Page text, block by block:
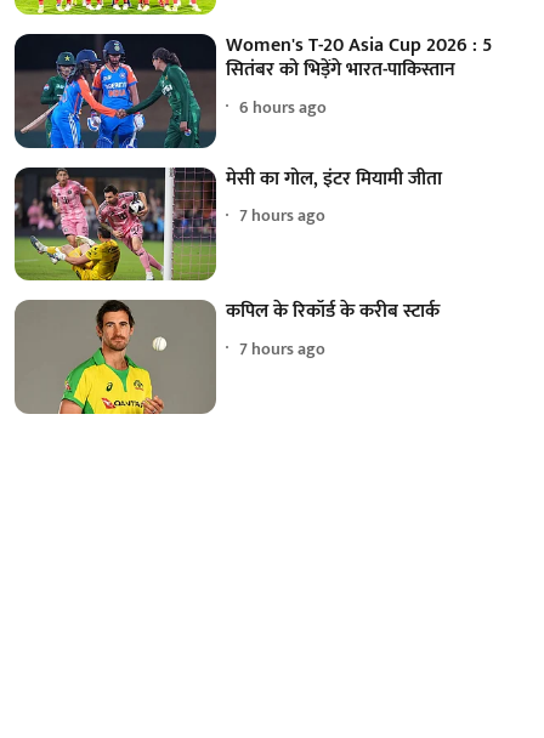
Women's T-20 Asia Cup 2026 : 5
सितंबर को भिड़ेंगे भारत-पाकिस्तान
6 hours ago
मेसी का गोल, इंटर मियामी जीता
7 hours ago
कपिल के रिकॉर्ड के करीब स्टार्क
7 hours ago